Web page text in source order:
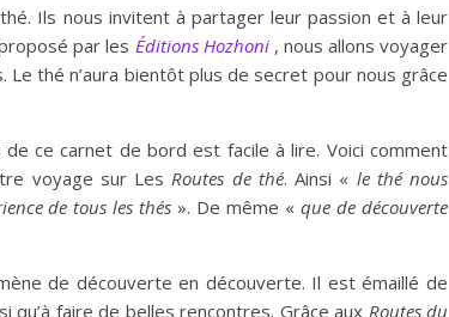
Ils nous invitent à partager leur passion et à leur
par les Éditions Hozhoni , nous allons voyager
Le thé n’aura bientôt plus de secret pour nous grâce
ce carnet de bord est facile à lire. Voici comment
voyage sur LesRoutes de thé. Ainsi « le thé nous
de tous les thés ». De même «que dedécouverte
de découverte en découverte. Il est émaillé de
faire de belles rencontres. Grâce aux Routes du